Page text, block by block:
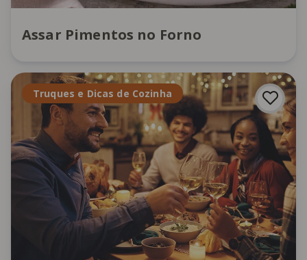
Assar Pimentos no Forno
Truques e Dicas de Cozinha